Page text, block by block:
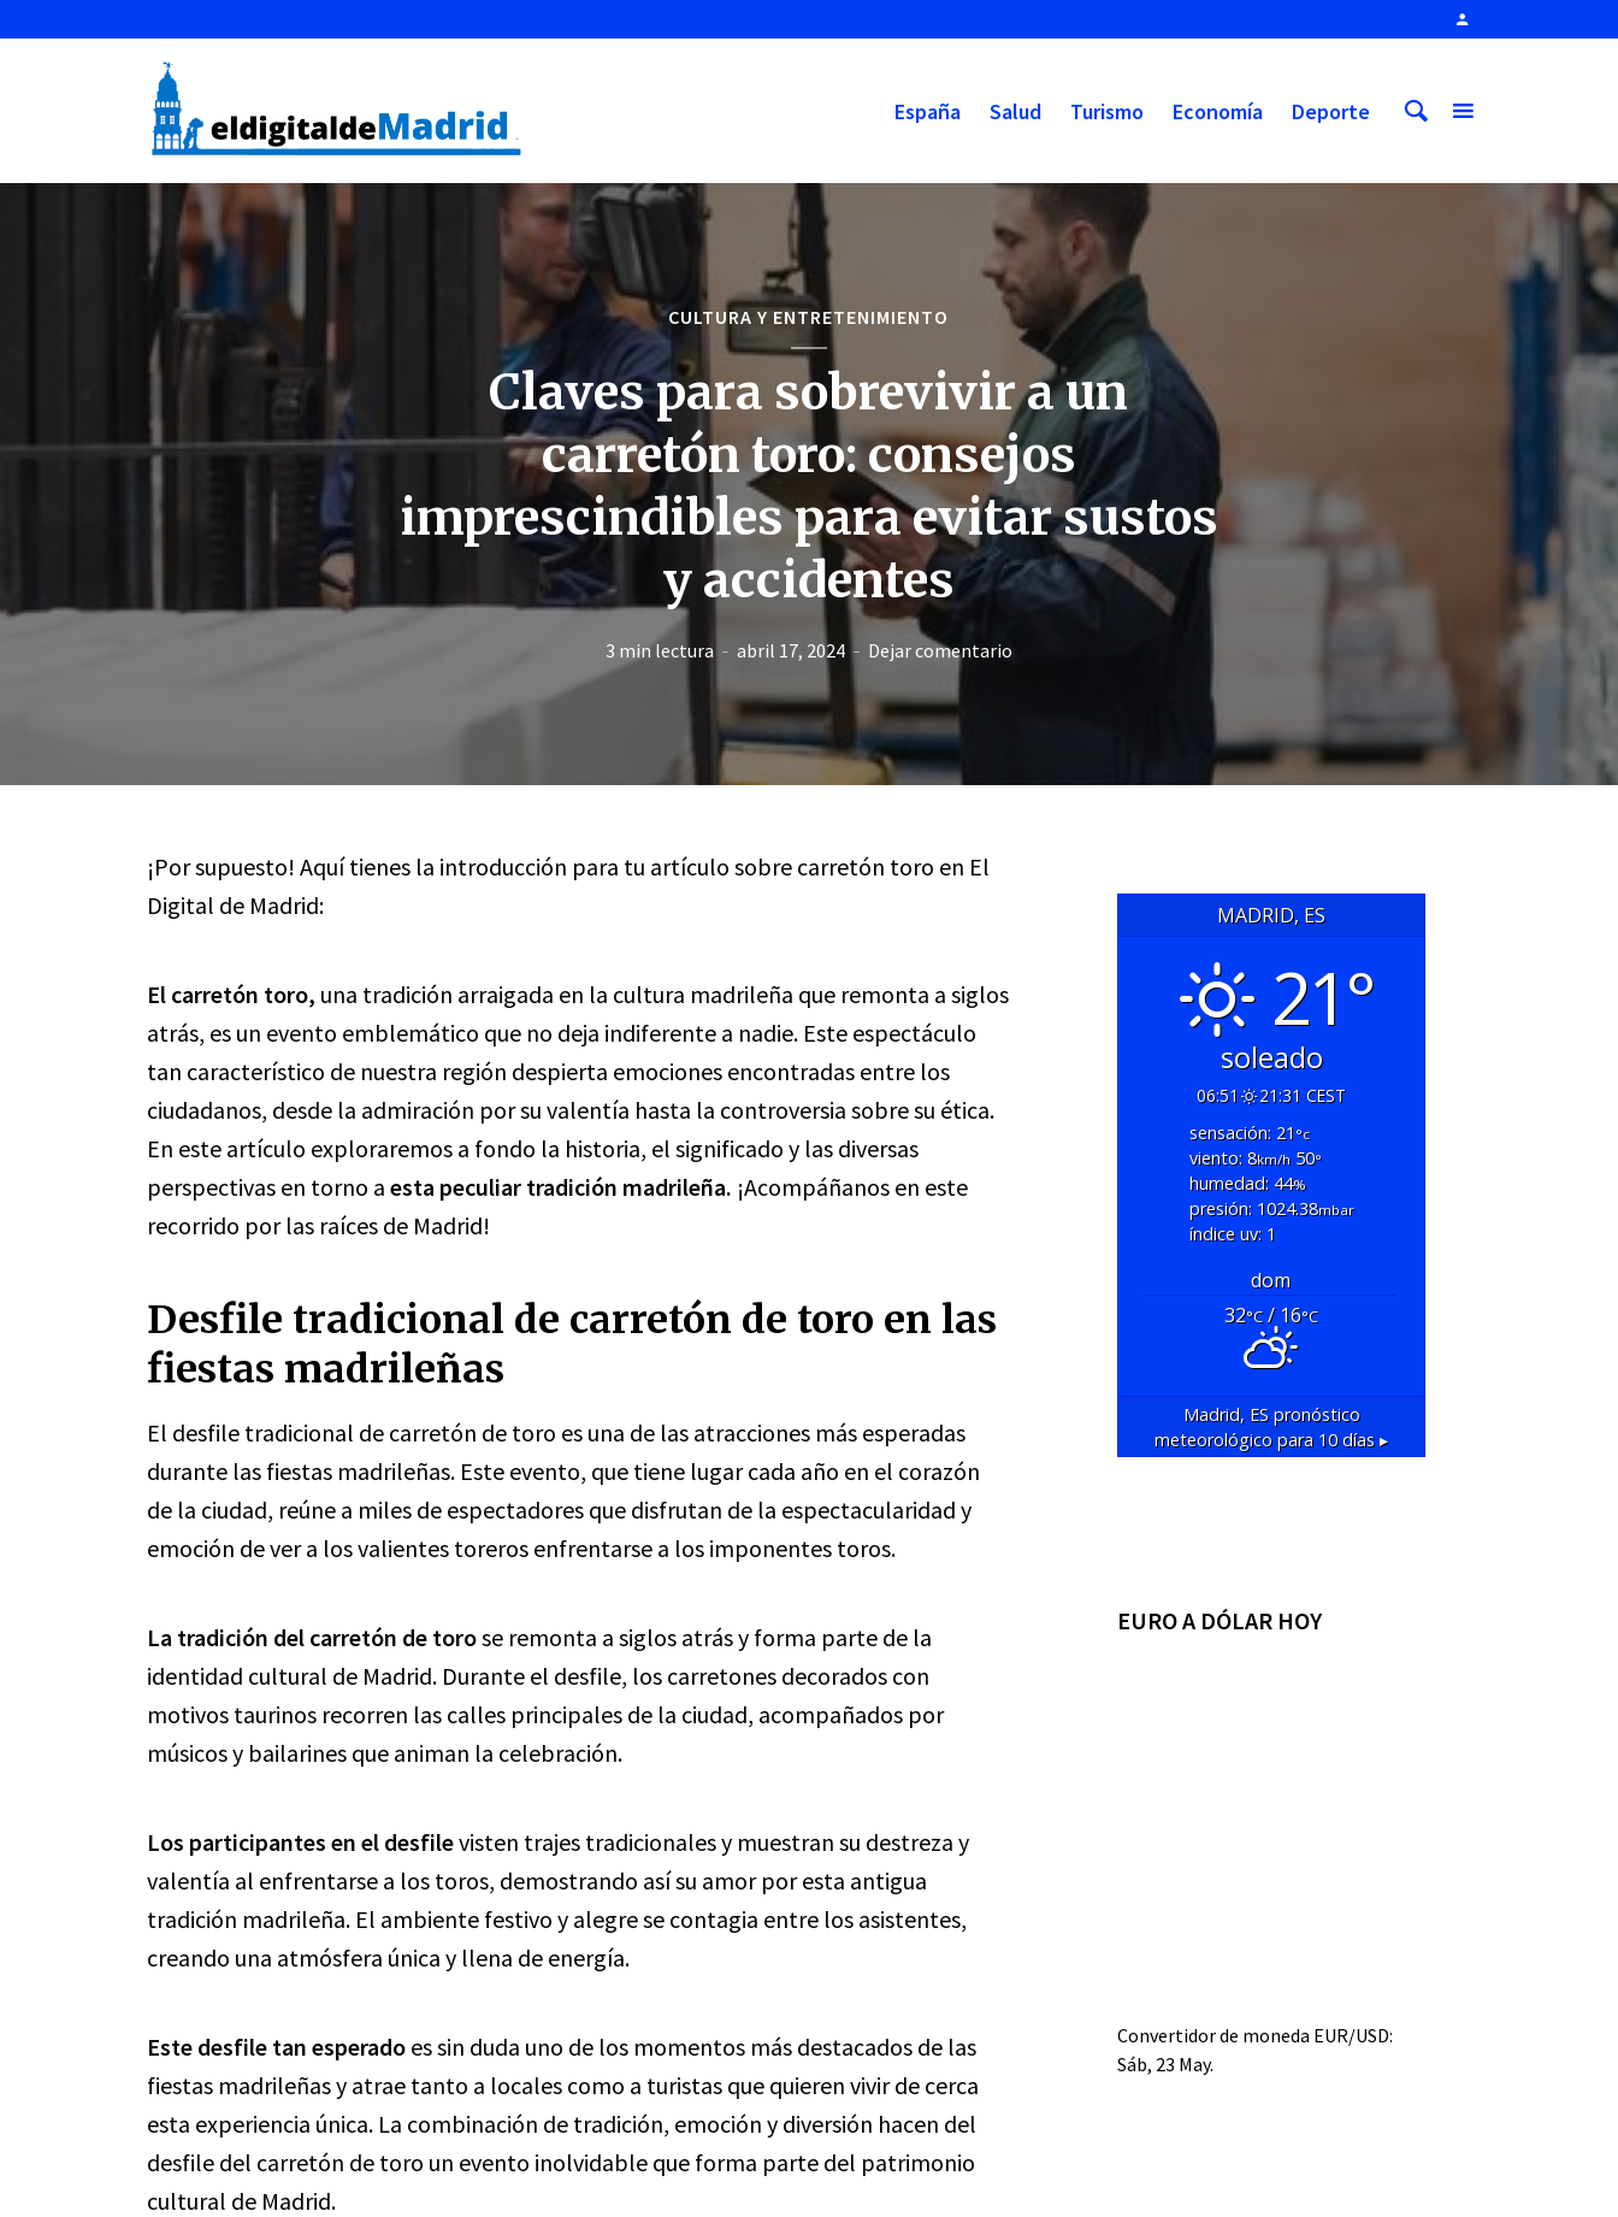
España Salud Turismo Economía Deporte
CULTURA Y ENTRETENIMIENTO
Claves para sobrevivir a un
carretón toro: consejos
imprescindibles para evitar sustos
y accidentes
3 min lectura abril 17, 2024 Dejar comentario
¡Por supuesto! Aquí tienes la introducción para tu artículo sobre carretón toro en El
Digital de Madrid:
El carretón toro, una tradición arraigada en la cultura madrileña que remonta a siglos
atrás, es un evento emblemático que no deja indiferente a nadie. Este espectáculo
tan característico de nuestra región despierta emociones encontradas entre los
ciudadanos, desde la admiración por su valentía hasta la controversia sobre su ética.
En este artículo exploraremos a fondo la historia, el significado y las diversas
perspectivas en torno a esta peculiar tradición madrileña. ¡Acompáñanos en este
recorrido por las raíces de Madrid!
Desfile tradicional de carretón de toro en las
fiestas madrileñas
El desfile tradicional de carretón de toro es una de las atracciones más esperadas
durante las fiestas madrileñas. Este evento, que tiene lugar cada año en el corazón
de la ciudad, reúne a miles de espectadores que disfrutan de la espectacularidad y
emoción de ver a los valientes toreros enfrentarse a los imponentes toros.
La tradición del carretón de torose remonta a siglos atrás y forma parte de la
identidad cultural de Madrid. Durante el desfile, los carretones decorados con
motivos taurinos recorren las calles principales de la ciudad, acompañados por
músicos y bailarines que animan la celebración.
Los participantes en el desfilevisten trajes tradicionales y muestran su destreza y
valentía al enfrentarse a los toros, demostrando así su amor por esta antigua
tradición madrileña. El ambiente festivo y alegre se contagia entre los asistentes,
creando una atmósfera única y llena de energía.
Este desfile tan esperado es sin duda uno de los momentos más destacados de las
fiestas madrileñas y atrae tanto a locales como a turistas que quieren vivir de cerca
esta experiencia única. La combinación de tradición, emoción y diversión hacen del
desfile del carretón de toro un evento inolvidable que forma parte del patrimonio
cultural de Madrid.
MADRID, ES
21°
soleado
06:51
21:31 CEST
sensación: 21 °c
viento: 8km/h50°
humedad: 44%
presión: 1024.38mbar
índice uv: 1
dom
32°C/ 16°C
Madrid, ESpronóstico
meteorológico para 10 días ▸
EURO A DÓLAR HOY
Convertidor de moneda EUR/USD:
Sáb, 23 May.